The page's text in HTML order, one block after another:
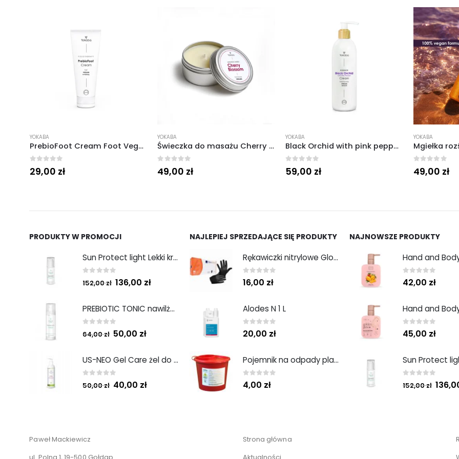
YOKABA
Świeczka do masażu Cherry Blossom Massage Candle vegan 50 ml.
out of 5
49,00 zł
YOKABA
Black Orchid with pink pepper Cream hand&body Sensual Essence 240 ml.
out of 5
59,00 zł
YOKABA
Mgiełka rozświetlająca do ciała i włosów Black Orchid 100 ml .
out of 5
49,00 zł
YOKABA
out of 5
29,00 zł
PRODUKTY W PROMOCJI
Sun Protect light Lekki krem ochronny SPF50 50ml
152,00zł 136,00 zł
PREBIOTIC TONIC nawilżający tonik z prebiotykami 200 ml
64,00zł 50,00 zł
US-NEO Gel Care żel do mycia twarzy z kwasem usninowym 200 ml.
50,00zł 40,00 zł
NAJLEPIEJ SPRZEDAJĄCE SIĘ PRODUKTY
Rękawiczki nitrylowe Gloves Nitryle Classic Sensitive Black roz. M 100 szt. Abena
0 out of 5
16,00 zł
Alodes N 1 L
0out of 5
20,00 zł
Pojemnik na odpady plastikowy 1L
0out of 5
4,00 zł
NAJNOWSZE PRODUKTY
0out of 5
42,00 zł
0out of 5
45,00 zł
152,00zł
Paweł Mackiewicz
ul. Polna 1, 19-500 Gołdap
Strona główna
Aktualności